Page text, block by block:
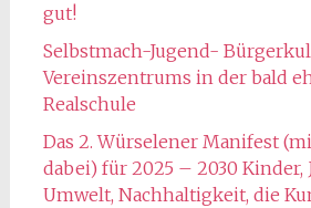
gut!
Selbstmach-Jugend-
Vereinszentrums in der bald
Realschule
Das 2. Würselener Manifest
dabei) für 2025 – 2030 Kinder,
Umwelt, Nachhaltigkeit, die